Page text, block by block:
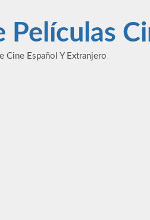
Películas
Cine Español Y Extranjero